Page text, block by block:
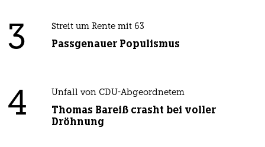
3 Streit um Rente mit 63
Passgenauer Populismus
4 Unfall von CDU-Abgeordnetem
Thomas Bareiß crasht bei voller
Dröhnung